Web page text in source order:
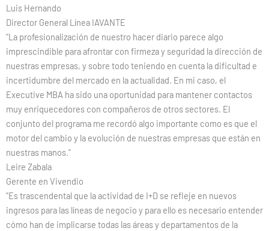
Luis Hernando
Director General Línea IAVANTE
"La profesionalización de nuestro hacer diario parece algo
imprescindible para afrontar con firmeza y seguridad la dirección de
nuestras empresas, y sobre todo teniendo en cuenta la dificultad e
incertidumbre del mercado en la actualidad. En mi caso, el
Executive MBA ha sido una oportunidad para mantener contactos
muy enriquecedores con compañeros de otros sectores. El
conjunto del programa me recordó algo importante como es que el
motor del cambio y la evolución de nuestras empresas que están en
nuestras manos."
Leire Zabala
Gerente en Vivendio
"Es trascendental que la actividad de I+D se refleje en nuevos
ingresos para las líneas de negocio y para ello es necesario entender
cómo han de implicarse todas las áreas y departamentos de la